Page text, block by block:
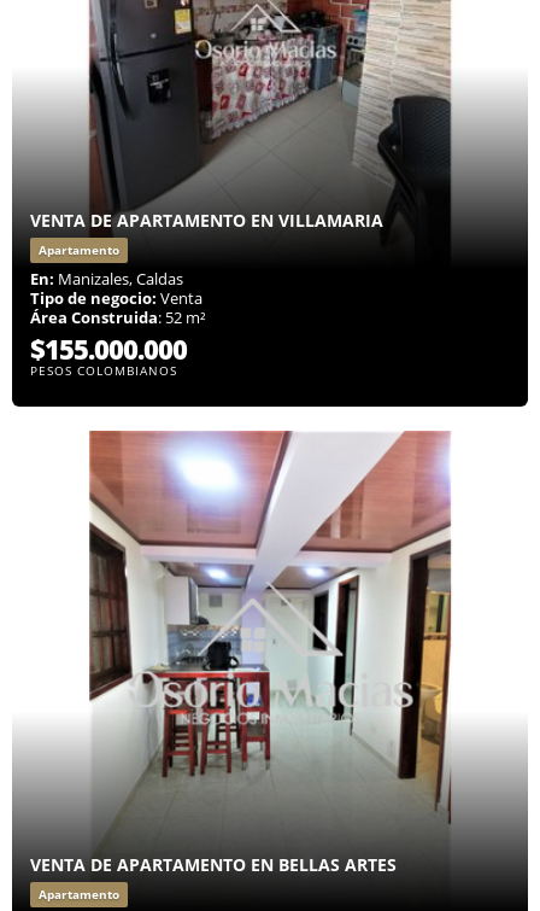
VENTA DE APARTAMENTO EN VILLAMARIA
Apartamento
En: Manizales, Caldas
Tipo de negocio: Venta
Área Construida: 52 m²
$155.000.000
PESOS COLOMBIANOS
VENTA DE APARTAMENTO EN BELLAS ARTES
Apartamento